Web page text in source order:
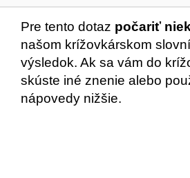
Pre tento dotaz počariť
našom krížovkárskom
výsledok. Ak sa vám do
skúste iné znenie alebo
nápovedy nižšie.